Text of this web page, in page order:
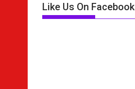
Like Us On Facebook